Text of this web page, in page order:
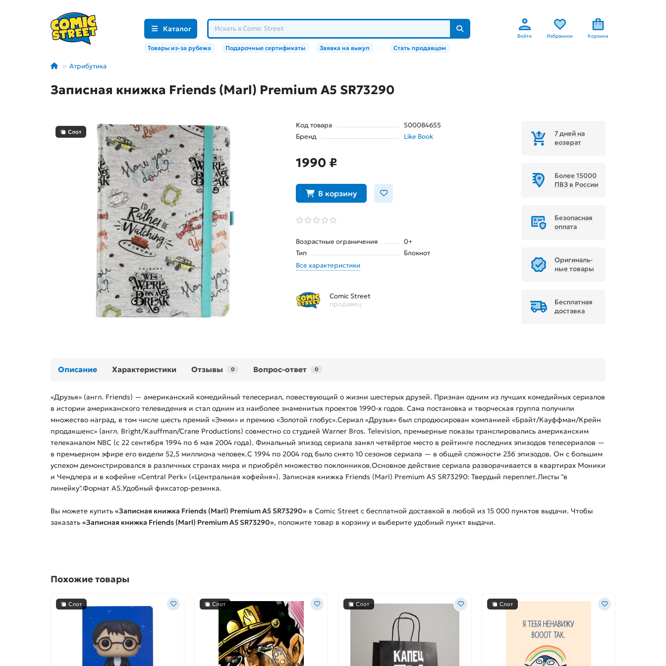
Каталог
Войти Избранное Корзина
Товары из-за рубежа Подарочные сертификаты Заявка на выкуп Стать продавцом
Атрибутика
Записная книжка Friends (Marl) Premium A5 SR73290
Слот
Код товара
500084655
Бренд
Like Book
1990 ₽
В корзину
Возрастные ограничения
0+
Тип
Блокнот
Все характеристики
Comic Street
продавец
7 дней на
возврат
Более 15000
ПВЗ в России
Безопасная
оплата
Ори­ги­наль­
ные товары
Бесплатная
доставка
Описание Характеристики Отзывы 0 Вопрос-ответ 0
«Друзья» (англ. Friends) — американский комедийный телесериал, повествующий о жизни шестерых друзей. Признан одним из лучших комедийных сериалов
в истории американского телевидения и стал одним из наиболее знаменитых проектов 1990-х годов. Сама постановка и творческая группа получили
множество наград, в том числе шесть премий «Эмми» и премию «Золотой глобус».Сериал «Друзья» был спродюсирован компанией «Брайт/Кауффман/Крейн
продакшенс» (англ. Bright/Kauffman/Crane Productions) совместно со студией Warner Bros. Television, премьерные показы транслировались американским
телеканалом NBC (с 22 сентября 1994 по 6 мая 2004 года). Финальный эпизод сериала занял четвёртое место в рейтинге последних эпизодов телесериалов —
в премьерном эфире его видели 52,5 миллиона человек.С 1994 по 2004 год было снято 10 сезонов сериала — в общей сложности 236 эпизодов. Он с большим
успехом демонстрировался в различных странах мира и приобрёл множество поклонников.Основное действие сериала разворачивается в квартирах Моники
и Чендлера и в кофейне «Central Perk» («Центральная кофейня»). Записная книжка Friends (Marl) Premium A5 SR73290: Твердый переплет.Листы "в
линейку".Формат А5.Удобный фиксатор-резинка.
Вы можете купить «Записная книжка Friends (Marl) Premium A5 SR73290» в Comic Street с бесплатной доставкой в любой из 15 000 пунктов выдачи. Чтобы
заказать «Записная книжка Friends (Marl) Premium A5 SR73290», положите товар в корзину и выберите удобный пункт выдачи.
Похожие товары
Слот Слот Слот Слот